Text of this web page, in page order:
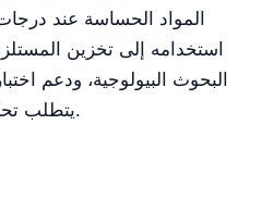
المواد الحساسة عند
استخدامه إلى تخزين
البحوث البيولوجية، ودعم
يتطلب تحكمًا دقيقًا في درجة الحرارة.